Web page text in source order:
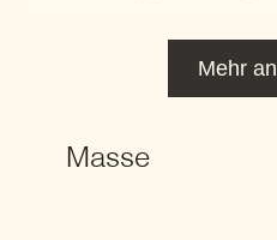
Mehr
Masse